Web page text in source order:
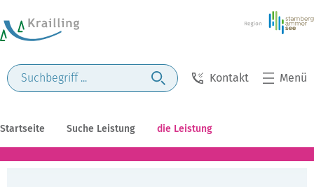
Kontakt Menü
Startseite Suche Leistung die Leistung